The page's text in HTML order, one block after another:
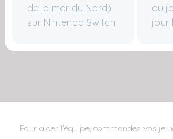
de la mer du Nord)
sur Nintendo Switch
du
jour
Pour aider l'équipe, commandez vos